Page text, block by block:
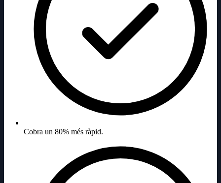
Cobra un 80% més ràpid.